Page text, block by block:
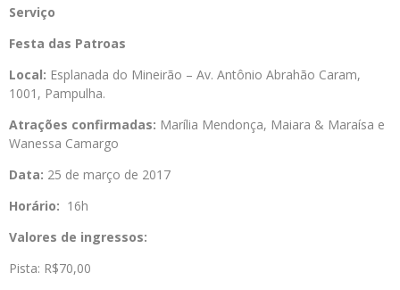
Serviço
Festa das Patroas
Local: Esplanada do Mineirão – Av. Antônio Abrahão Caram,
1001, Pampulha.
Atrações confirmadas: Marília Mendonça, Maiara & Maraísa e
Wanessa Camargo
Data: 25 de março de 2017
Horário: 16h
Valores de ingressos:
Pista: R$70,00